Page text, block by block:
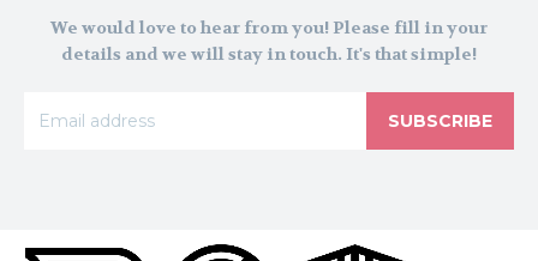
We would love to hear from you! Please fill in your
details and we will stay in touch. It's that simple!
SUBSCRIBE